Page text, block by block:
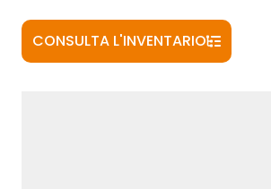
CONSULTA L'INVENTARIO